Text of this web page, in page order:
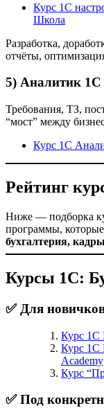
Курс 1С
Школа
Разработка,
отчёты,
5) Аналитик 1С
Требования, ТЗ,
“мост” между
Курс 1С
Рейтинг
Ниже — подборка
программы,
бухгалтерия,
Курсы 1С:
✅ Для
Курс 1С
Курс 1С
Academy
Курс
✅ Под